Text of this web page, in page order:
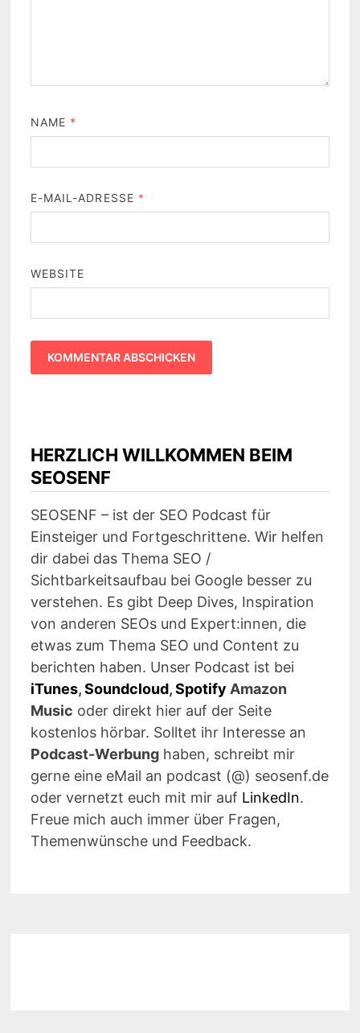
NAME *
E-MAIL-ADRESSE *
WEBSITE
HERZLICH WILLKOMMEN BEIM
SEOSENF
SEOSENF – ist der SEO Podcast für
Einsteiger und Fortgeschrittene. Wir helfen
dir dabei das Thema SEO /
Sichtbarkeitsaufbau bei Google besser zu
verstehen. Es gibt Deep Dives, Inspiration
von anderen SEOs und Expert:innen, die
etwas zum Thema SEO und Content zu
berichten haben. Unser Podcast ist bei
iTunes,Soundcloud,Spotify Amazon
Music oder direkt hier auf der Seite
kostenlos hörbar. Solltet ihr Interesse an
Podcast-Werbunghaben, schreibt mir
gerne eine eMail an podcast (@) seosenf.de
oder vernetzt euch mit mir auf LinkedIn.
Freue mich auch immer über Fragen,
Themenwünsche und Feedback.